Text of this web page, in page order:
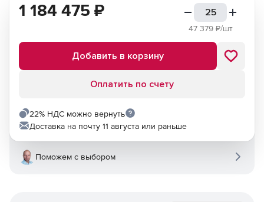
1 184 475 ₽
47 379₽/шт
Добавить в корзину
Оплатить по счету
22% НДС можно вернуть
Доставка на почту 11 августа или раньше
Поможем с выбором